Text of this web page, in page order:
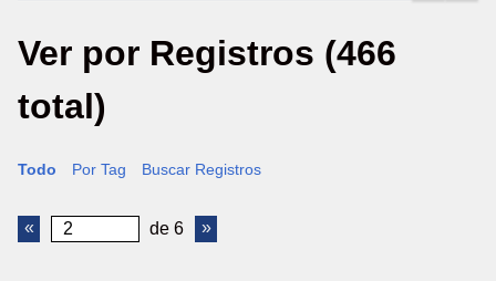
Ver por Registros (466
total)
Todo Por Tag Buscar Registros
de 6